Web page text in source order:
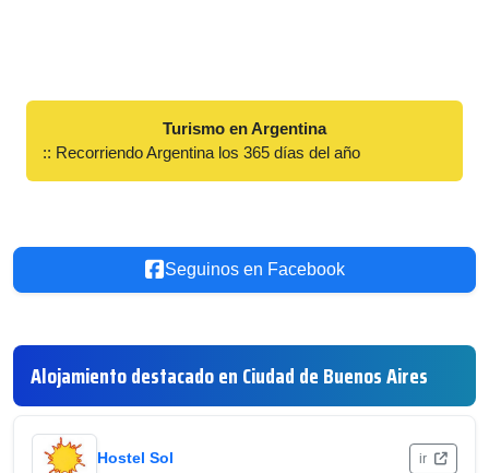
Turismo en Argentina
:: Recorriendo Argentina los 365 días del año
Seguinos en Facebook
Alojamiento destacado en Ciudad de Buenos Aires
Hostel Sol ir